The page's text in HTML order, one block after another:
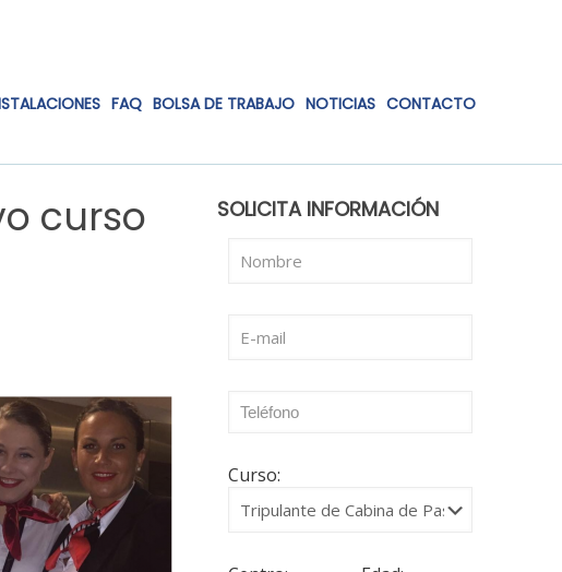
FAQ BOLSA DE TRABAJO NOTICIAS CONTACTO
curso SOLICITA INFORMACIÓN
Curso: